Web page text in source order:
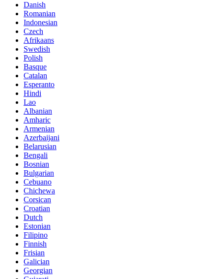
Danish
Romanian
Indonesian
Czech
Afrikaans
Swedish
Polish
Basque
Catalan
Esperanto
Hindi
Lao
Albanian
Amharic
Armenian
Azerbaijani
Belarusian
Bengali
Bosnian
Bulgarian
Cebuano
Chichewa
Corsican
Croatian
Dutch
Estonian
Filipino
Finnish
Frisian
Galician
Georgian